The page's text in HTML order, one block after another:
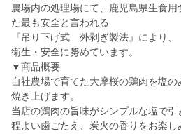
農場内の処理場にて、鹿児島県生食
た最も安全と言われる
『吊り下げ式 外剥ぎ製法』により、
衛生・安全に努めています。
▼商品概要
自社農場で育てた大摩桜の鶏肉を塩
焼き上げます。
当店の鶏肉の旨味がシンプルな塩で引
程よい歯ごたえ、炭火の香りをお楽し